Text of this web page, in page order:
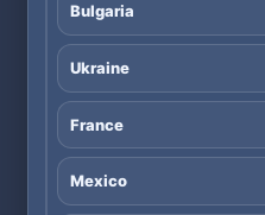
Bulgaria
Ukraine
France
Mexico